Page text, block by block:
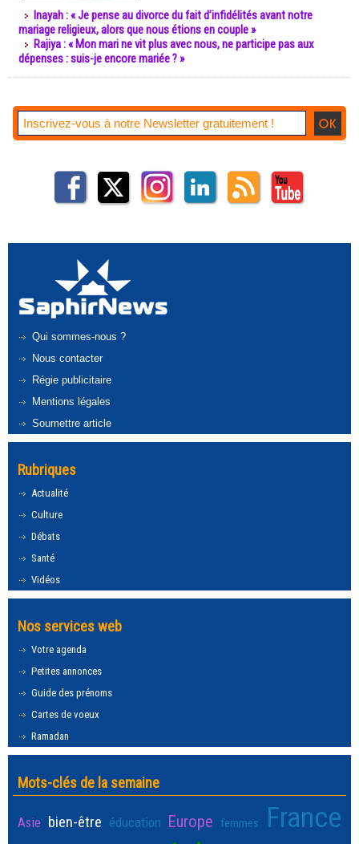
Inayah : « Je pense au divorce du fait d’infidélités avant notre
mariage religieux, alors que nous étions en couple »
Rajiya : « Mon mari ne vit plus avec nous, ne participe pas aux
dépenses : suis-je encore mariée ? »
Qui sommes-nous ?
Nous contacter
Régie publicitaire
Mentions légales
Soumettre article
Rubriques
Actualité
Culture
Débats
Santé
Vidéos
Nos services web
Votre agenda
Petites annonces
Guide des prénoms
Cartes de voeux
Ramadan
Mots-clés de la semaine
Asie bien-être éducation Europe femmes France